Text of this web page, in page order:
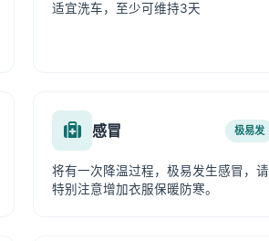
适宜洗车，至少可维持3天
感冒 极易发
将有一次降温过程，极易发生感冒，请
特别注意增加衣服保暖防寒。